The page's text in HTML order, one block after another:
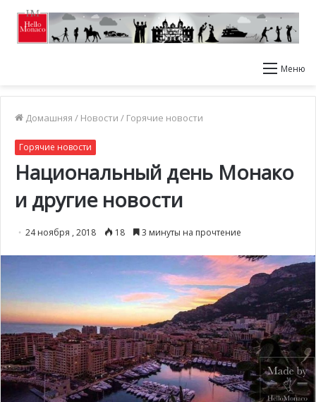
Меню
Домашняя / Новости / Горячие новости
Горячие новости
Национальный день Монако
и другие новости
24 ноября , 2018 18 3 минуты на прочтение